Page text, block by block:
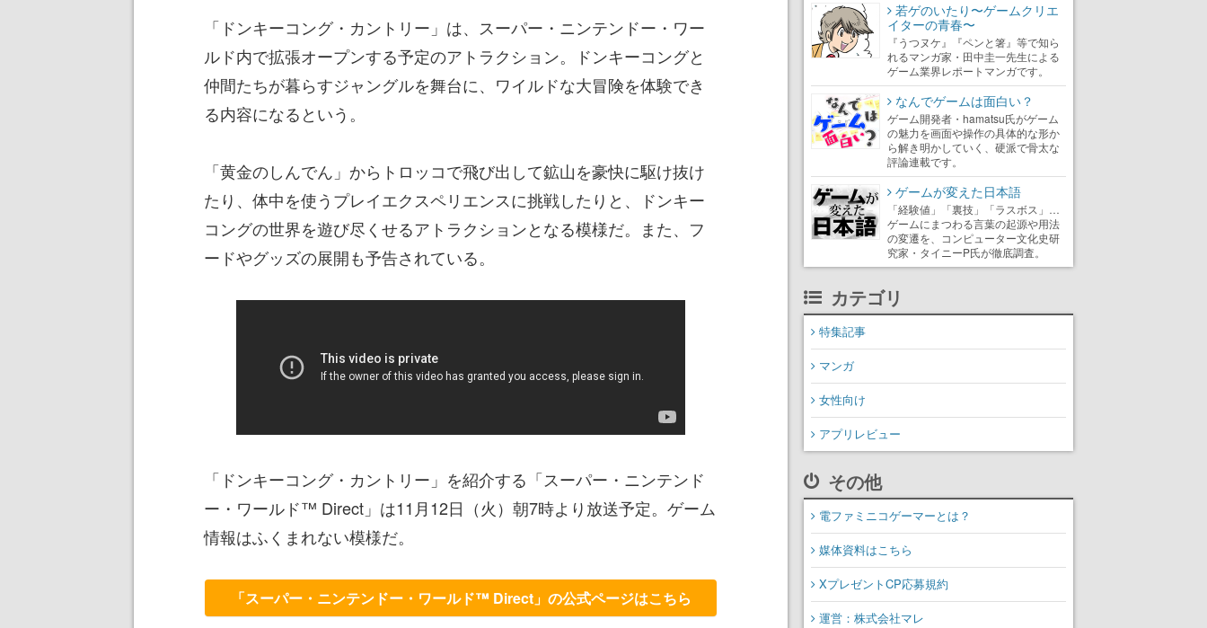
「ドンキーコング・カントリー」は、スーパー・ニンテンドー・ワー
ルド内で拡張オープンする予定のアトラクション。ドンキーコングと
仲間たちが暮らすジャングルを舞台に、ワイルドな大冒険を体験でき
る内容になるという。
「黄金のしんでん」からトロッコで飛び出して鉱山を豪快に駆け抜け
たり、体中を使うプレイエクスペリエンスに挑戦したりと、ドンキー
コングの世界を遊び尽くせるアトラクションとなる模様だ。また、フ
ードやグッズの展開も予告されている。
「ドンキーコング・カントリー」を紹介する「スーパー・ニンテンド
ー・ワールド™ Direct」は11月12日（火）朝7時より放送予定。ゲーム
情報はふくまれない模様だ。
「スーパー・ニンテンドー・ワールド™ Direct」の公式ページはこちら
若ゲのいたり〜ゲームクリエ
イターの青春〜
『うつヌケ』『ペンと箸』等で知ら
れるマンガ家・田中圭一先生による
ゲーム業界レポートマンガです。
なんでゲームは面白い？
ゲーム開発者・hamatsu氏がゲーム
の魅力を画面や操作の具体的な形か
ら解き明かしていく、硬派で骨太な
評論連載です。
ゲームが変えた日本語
「経験値」「裏技」「ラスボス」…
ゲームにまつわる言葉の起源や用法
の変遷を、コンピューター文化史研
究家・タイニーP氏が徹底調査。
カテゴリ
特集記事
マンガ
女性向け
アプリレビュー
その他
電ファミニコゲーマーとは？
媒体資料はこちら
XプレゼントCP応募規約
運営：株式会社マレ